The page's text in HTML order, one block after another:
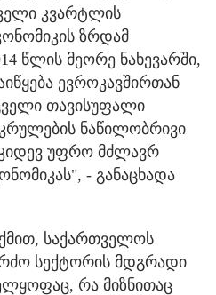
კვარტლის
ზრდამ
წლის მეორე ნახევარში,
ევროკავშირთან
თავისუფალი
ნაწილობრივი
უფრო მძლავრ
- განაცხადა
საქართველოს
სექტორის მდგრადი
რა მიზნითაც